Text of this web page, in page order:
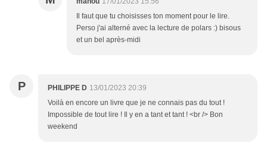
Il faut que tu choisisses ton moment pour le lire.
Perso j'ai alterné avec la lecture de polars :) bisous
et un bel après-midi
P PHILIPPE D 13/01/2023 20:39
Voilà en encore un livre que je ne connais pas du tout !
Impossible de tout lire ! Il y en a tant et tant ! <br /> Bon
weekend